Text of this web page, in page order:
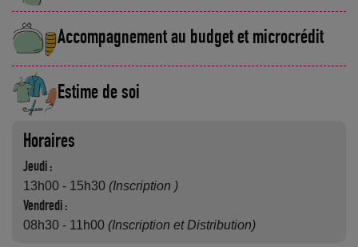
Accompagnement au budget et microcrédit
Estime de soi
Horaires
Jeudi :
13h00 - 15h30(Inscription )
Vendredi :
08h30 - 11h00(Inscription et Distribution)